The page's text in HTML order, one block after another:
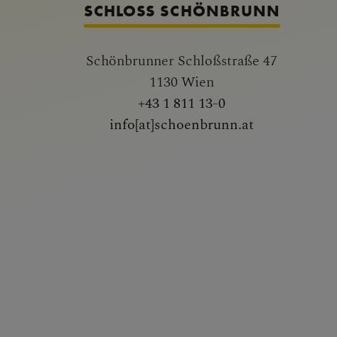
SCHLOSS SCHÖNBRUNN
Schönbrunner Schloßstraße 47
1130 Wien
+43 1 811 13-0
info[at]schoenbrunn.at